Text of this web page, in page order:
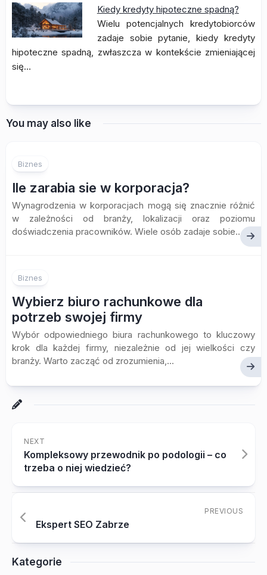
Kiedy kredyty hipoteczne spadną?
Wielu potencjalnych kredytobiorców
zadaje sobie pytanie, kiedy kredyty
hipoteczne spadną, zwłaszcza w kontekście zmieniającej
się…
You may also like
Biznes
Ile zarabia sie w korporacja?
Wynagrodzenia w korporacjach mogą się znacznie różnić
w zależności od branży, lokalizacji oraz poziomu
doświadczenia pracowników. Wiele osób zadaje sobie...
Biznes
Wybierz biuro rachunkowe dla
potrzeb swojej firmy
Wybór odpowiedniego biura rachunkowego to kluczowy
krok dla każdej firmy, niezależnie od jej wielkości czy
branży. Warto zacząć od zrozumienia,...
NEXT
Kompleksowy przewodnik po podologii – co
trzeba o niej wiedzieć?
PREVIOUS
Ekspert SEO Zabrze
Kategorie